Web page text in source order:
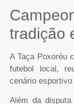
tradição
A Taça Poxoréu
futebol local,
cenário
Além da